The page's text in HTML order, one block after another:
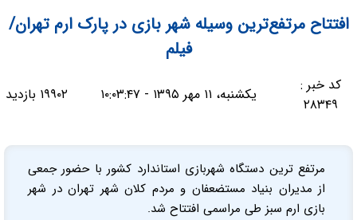
افتتاح مرتفع‌ترین وسیله شهر بازی در پارک ارم تهران/
فیلم
کد خبر :
۲۸۳۴۹
یکشنبه، ۱۱ مهر ۱۳۹۵ - ۱۰:۰۳:۴۷ ۱۹۹۰۲ بازدید
مرتفع ترین دستگاه شهربازی استاندارد کشور با حضور جمعی
از مدیران بنیاد مستضعفان و مردم کلان شهر تهران در شهر
بازی ارم سبز طی مراسمی افتتاح شد.